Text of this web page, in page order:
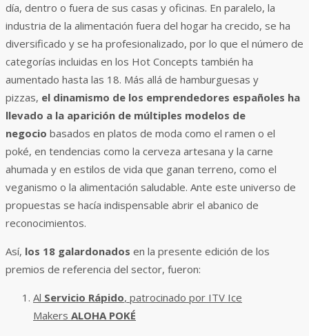
día, dentro o fuera de sus casas y oficinas. En paralelo, la
industria de la alimentación fuera del hogar ha crecido, se ha
diversificado y se ha profesionalizado, por lo que el número de
categorías incluidas en los Hot Concepts también ha
aumentado hasta las 18. Más allá de hamburguesas y
pizzas, el dinamismo de los emprendedores españoles ha
llevado a la aparición de múltiples modelos de
negocio basados en platos de moda como el ramen o el
poké, en tendencias como la cerveza artesana y la carne
ahumada y en estilos de vida que ganan terreno, como el
veganismo o la alimentación saludable. Ante este universo de
propuestas se hacía indispensable abrir el abanico de
reconocimientos.
Así, los 18 galardonados en la presente edición de los
premios de referencia del sector, fueron:
Al Servicio Rápido, patrocinado por ITV Ice
Makers ALOHA POKÉ